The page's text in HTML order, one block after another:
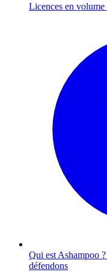
Licences en volume
Qui est Ashampoo ?
défendons